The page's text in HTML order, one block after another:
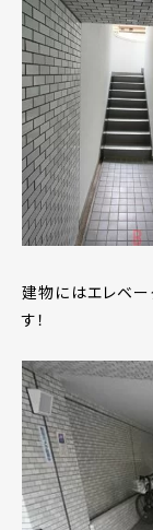
建物にはエレベ
す！